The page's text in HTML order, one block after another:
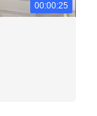
00:00:25